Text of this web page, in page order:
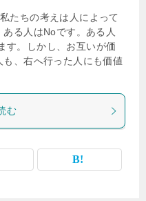
たちの考えは人によって
る人はNoです。ある人
す。しかし、お互いが価
、右へ行った人にも価値
む